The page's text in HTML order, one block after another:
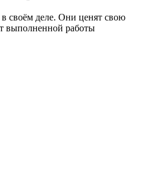
своём деле. Они ценят свою
выполненной работы